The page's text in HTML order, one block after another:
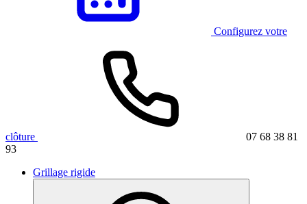
Configurez votre
clôture
07 68 38 81
93
Grillage rigide